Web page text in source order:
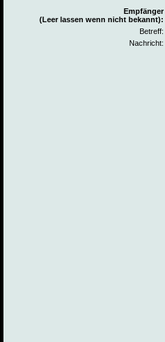
Empfänger
(Leer lassen wenn nicht bekannt):
Betreff:
Nachricht: